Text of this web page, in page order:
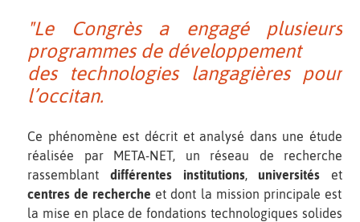
"Le Congrès a engagé plusieurs
programmes de développement
des technologies langagières pour
l’occitan.
Ce phénomène est décrit et analysé dans une étude
réalisée par META-NET, un réseau de recherche
rassemblant différentes institutions, universités et
centres de recherche et dont la mission principale est
la mise en place de fondations technologiques solides